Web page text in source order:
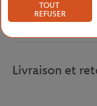
Caractéristiques
Livraison et
TOUT
REFUSER